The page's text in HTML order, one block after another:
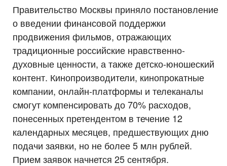
Правительство Москвы приняло постановление
о введении финансовой поддержки
продвижения фильмов, отражающих
традиционные российские нравственно-
духовные ценности, а также детско-юношеский
контент. Кинопроизводители, кинопрокатные
компании, онлайн-платформы и телеканалы
смогут компенсировать до 70% расходов,
понесенных претендентом в течение 12
календарных месяцев, предшествующих дню
подачи заявки, но не более 5 млн рублей.
Прием заявок начнется 25 сентября.